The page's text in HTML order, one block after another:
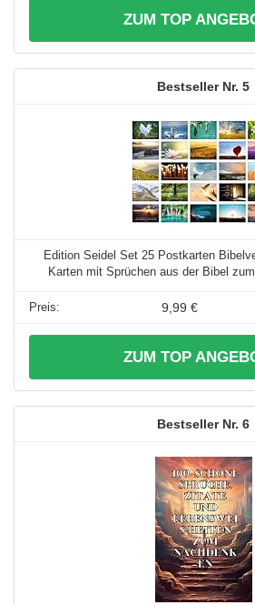
ZUM TOP
5
Edition Seidel Set 25 Postkarten
Karten mit Sprüchen aus der Bibel
9,99 €
ZUM TOP
6